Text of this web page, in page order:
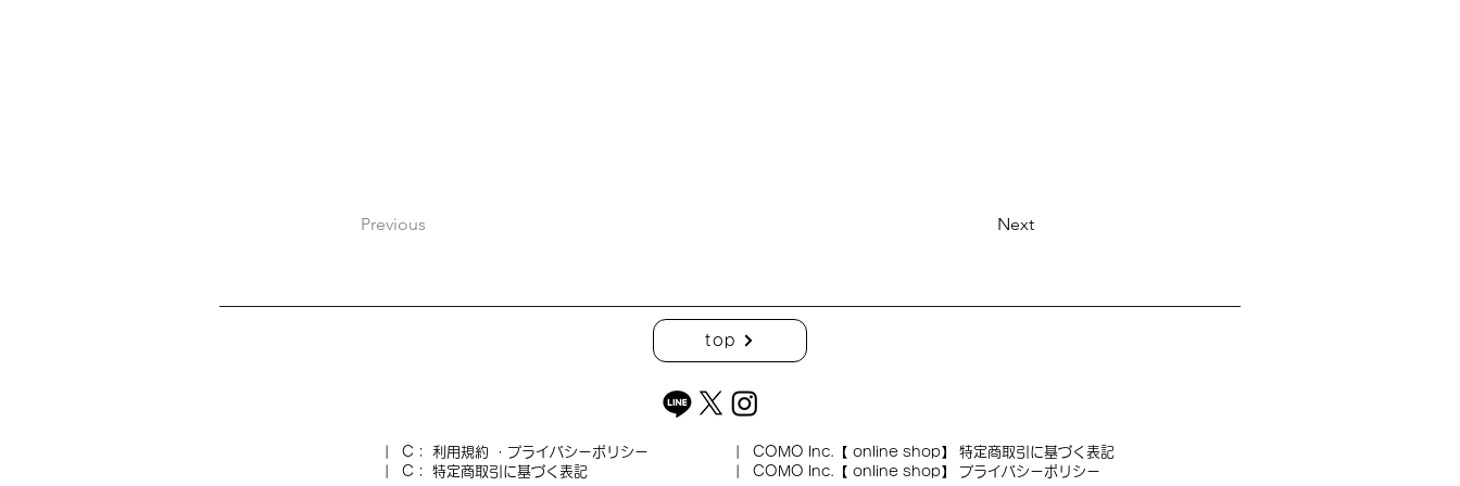
Previous Next
top
| C： 利用規約 ・プライバシーポリシー
C： 特定商取引に基づく表記
| COMO Inc.【 online shop】 特定商取引に基づく表記
| COMO Inc.【 online shop】 衣装貸出につ
| COMO Inc.【 online shop】 プライバシーポリシー